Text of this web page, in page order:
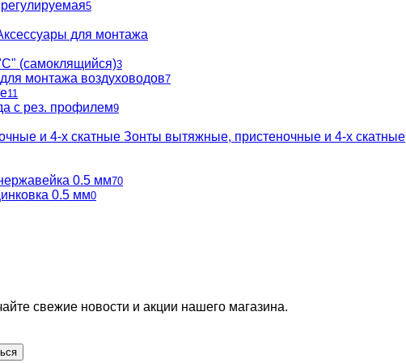
5
для монтажа
(самоклящийся)3
монтажа воздуховодов7
11
с рез. профилем9
Зонты вытяжные, пристеночные и 4-х скатные
0.5 мм70
0.5 мм0
свежие новости и акции нашего магазина.